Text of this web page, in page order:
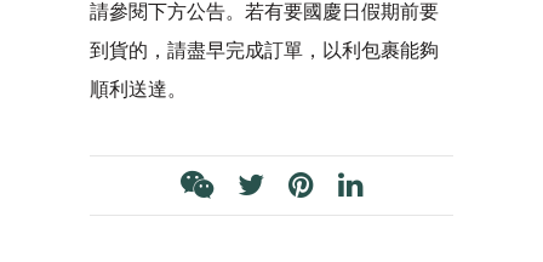
請參閱下方公告。若有要國慶日假期前要
到貨的，請盡早完成訂單，以利包裹能夠
順利送達。